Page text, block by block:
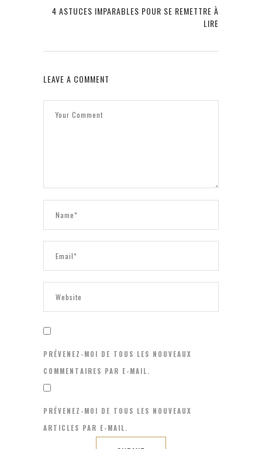
4 ASTUCES IMPARABLES POUR SE REMETTRE À
LIRE
LEAVE A COMMENT
PRÉVENEZ-MOI DE TOUS LES NOUVEAUX
COMMENTAIRES PAR E-MAIL.
PRÉVENEZ-MOI DE TOUS LES NOUVEAUX
ARTICLES PAR E-MAIL.